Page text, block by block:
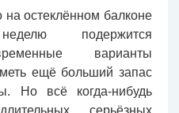
остеклённом балконе
подержится
варианты
ещё больший запас
Но всё когда-нибудь
серьёзных